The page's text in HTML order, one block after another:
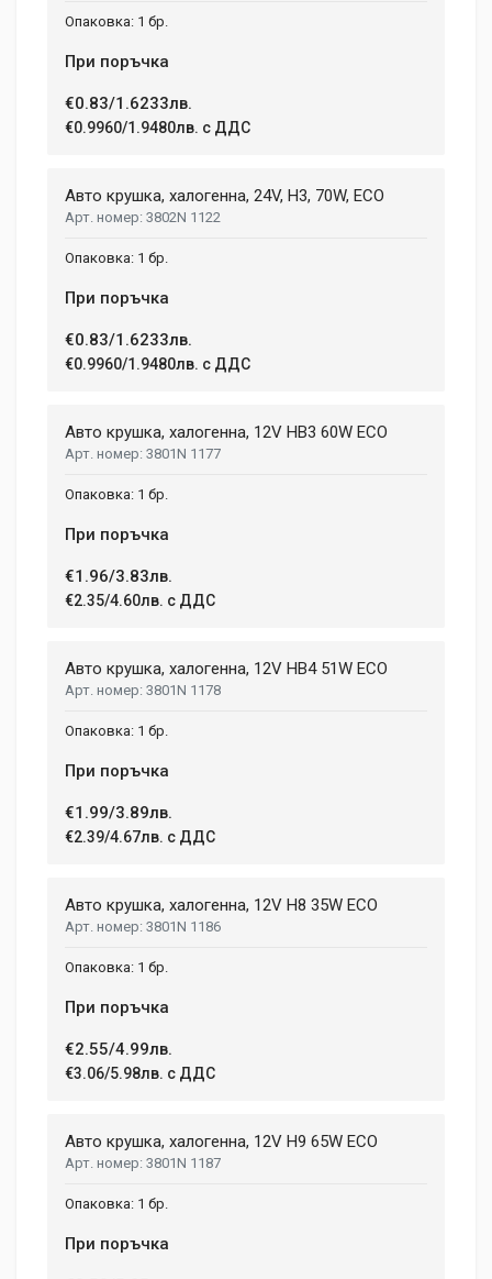
1 бр.
При поръчка
€0.83/1.6233лв.
€0.9960/1.9480лв. с ДДС
Авто крушка, халогенна, 24V, H3, 70W, ECO
3802N 1122
1 бр.
При поръчка
€0.83/1.6233лв.
€0.9960/1.9480лв. с ДДС
Авто крушка, халогенна, 12V HB3 60W ECO
3801N 1177
1 бр.
При поръчка
€1.96/3.83лв.
€2.35/4.60лв. с ДДС
Авто крушка, халогенна, 12V HB4 51W ECO
3801N 1178
1 бр.
При поръчка
€1.99/3.89лв.
€2.39/4.67лв. с ДДС
Авто крушка, халогенна, 12V H8 35W ECO
3801N 1186
1 бр.
При поръчка
€2.55/4.99лв.
€3.06/5.98лв. с ДДС
Авто крушка, халогенна, 12V H9 65W ECO
3801N 1187
1 бр.
При поръчка